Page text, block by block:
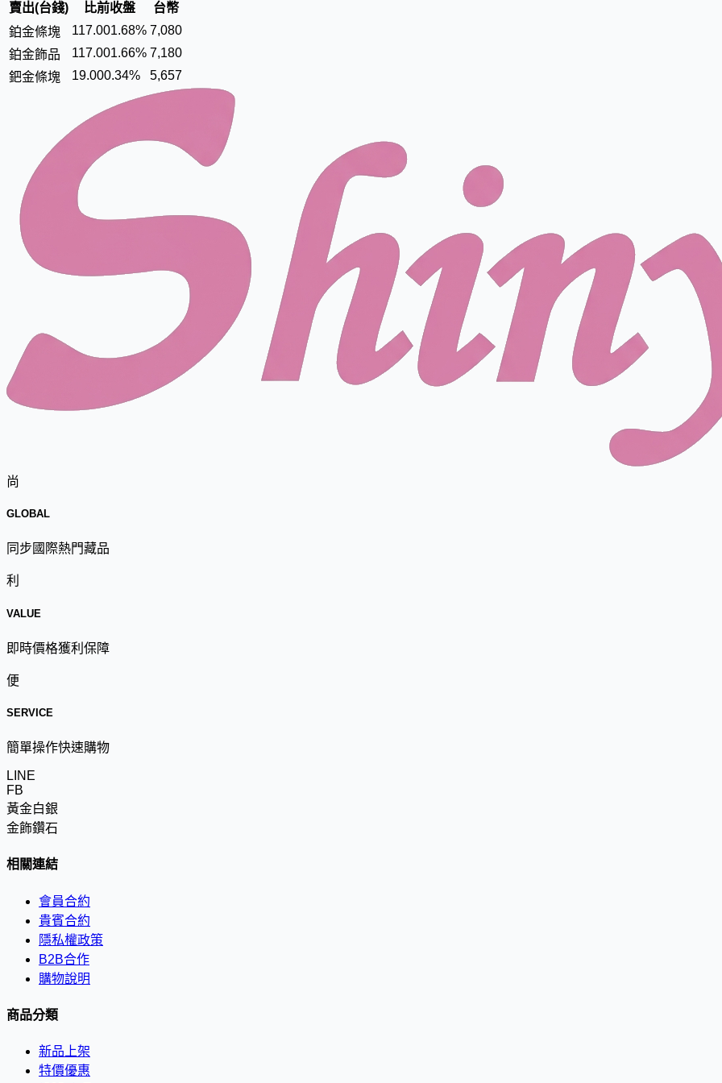
賣出(台錢)
比前收盤
台幣
鉑金條塊
117.001.68% 7,080
鉑金飾品
117.001.66% 7,180
鈀金條塊
19.000.34% 5,657
尚
GLOBAL
同步國際熱門藏品
利
VALUE
即時價格獲利保障
便
SERVICE
簡單操作快速購物
LINE
FB
黃金白銀
金飾鑽石
相關連結
會員合約
貴賓合約
隱私權政策
B2B合作
購物說明
商品分類
新品上架
特價優惠